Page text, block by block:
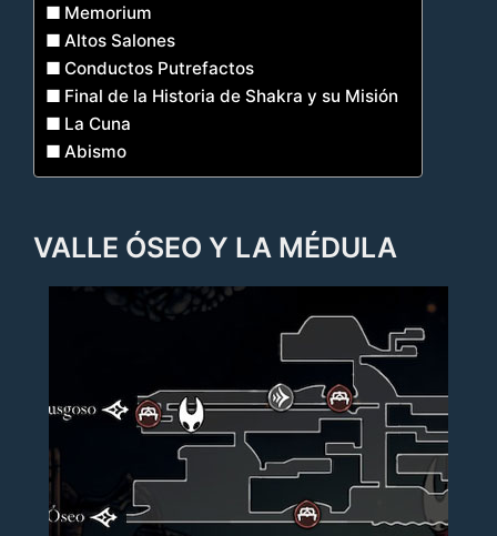
Memorium
Altos Salones
Conductos Putrefactos
Final de la Historia de Shakra y su Misión
La Cuna
Abismo
VALLE ÓSEO Y LA MÉDULA